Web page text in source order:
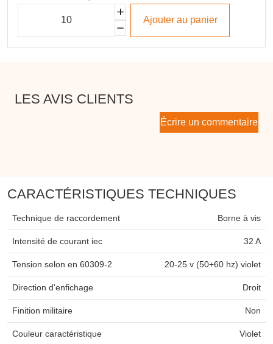
Ajouter au panier
LES AVIS CLIENTS
Écrire un commentaire
CARACTÉRISTIQUES TECHNIQUES
Technique de raccordement Borne à vis
Intensité de courant iec 32 A
Tension selon en 60309-2 20-25 v (50+60 hz) violet
Direction d'enfichage Droit
Finition militaire Non
Couleur caractéristique Violet